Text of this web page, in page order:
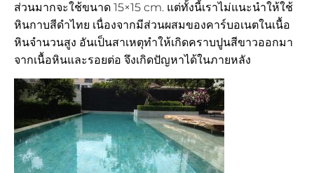
ส่วนมากจะใช้ขนาด 15×15 cm. แต่ทั้งนี้เราไม่แนะนำให้ใช้
หินกาบสีดำไทย เนื่องจากมีส่วนผสมของคาร์บอเนตในเนื้อ
หินจำนวนสูง อันเป็นสาเหตุทำให้เกิดคราบปูนสีขาวออกมา
จากเนื้อหินและรอยต่อ จึงเกิดปัญหาได้ในภายหลัง